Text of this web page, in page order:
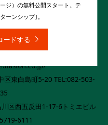
アジョングループ
区東白島町5-20 TEL:082-503-
区西五反田1-17-6トミエビル
6111
ジ）の無料公開スタート。テ
ーンシップ｣。
ードする